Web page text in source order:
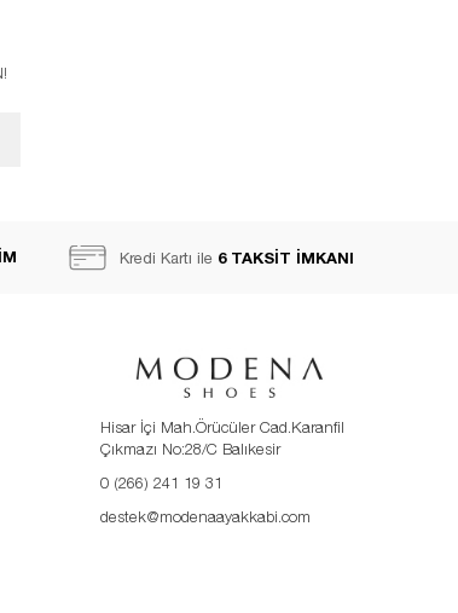
Kredi Kartı ile 6 TAKSİT İMKANI
Hisar İçi Mah.Örücüler Cad.Karanfil
Çıkmazı No:28/C Balıkesir
0 (266) 241 19 31
destek@modenaayakkabi.com